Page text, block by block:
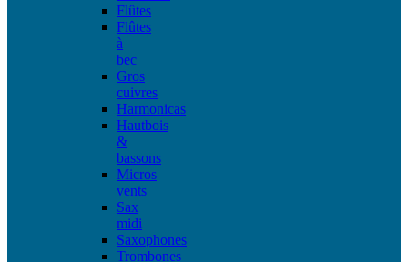
Flûtes
Flûtes
à
bec
Gros
cuivres
Harmonicas
Hautbois
&
bassons
Micros
vents
Sax
midi
Saxophones
Trombones